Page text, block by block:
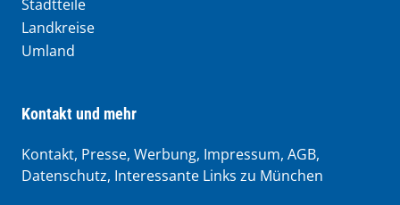
Stadtteile
Landkreise
Umland
Kontakt und mehr
Kontakt, Presse, Werbung, Impressum, AGB,
Datenschutz, Interessante Links zu München